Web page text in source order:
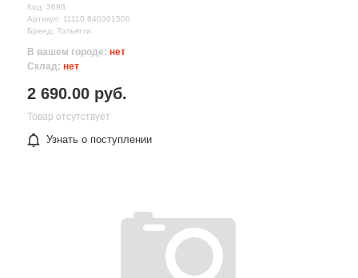
Код: 3698
Артикул: 11110 840301500
Бренд: Тольятти
В вашем городе: нет
Склад: нет
2 690.00 руб.
Товар отсутствует
Узнать о поступлении